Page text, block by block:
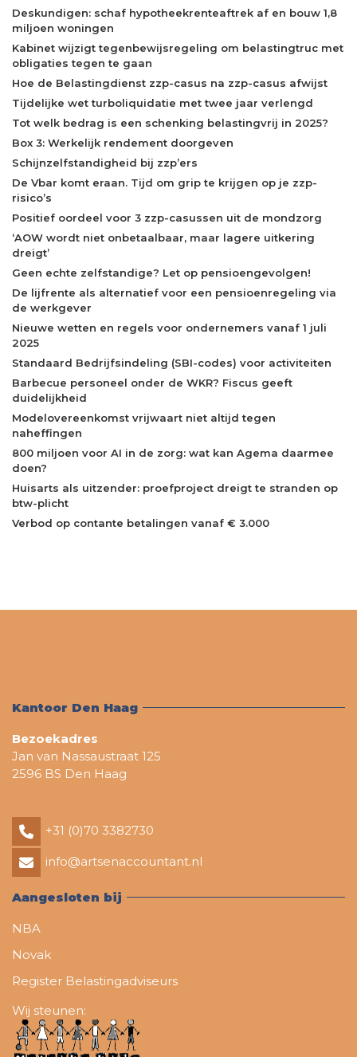
Deskundigen: schaf hypotheekrenteaftrek af en bouw 1,8
miljoen woningen
Kabinet wijzigt tegenbewijsregeling om belastingtruc met
obligaties tegen te gaan
Hoe de Belastingdienst zzp-casus na zzp-casus afwijst
Tijdelijke wet turboliquidatie met twee jaar verlengd
Tot welk bedrag is een schenking belastingvrij in 2025?
Box 3: Werkelijk rendement doorgeven
Schijnzelfstandigheid bij zzp’ers
De Vbar komt eraan. Tijd om grip te krijgen op je zzp-
risico’s
Positief oordeel voor 3 zzp-casussen uit de mondzorg
‘AOW wordt niet onbetaalbaar, maar lagere uitkering
dreigt’
Geen echte zelfstandige? Let op pensioengevolgen!
De lijfrente als alternatief voor een pensioenregeling via
de werkgever
Nieuwe wetten en regels voor ondernemers vanaf 1 juli
2025
Standaard Bedrijfsindeling (SBI-codes) voor activiteiten
Barbecue personeel onder de WKR? Fiscus geeft
duidelijkheid
Modelovereenkomst vrijwaart niet altijd tegen
naheffingen
800 miljoen voor AI in de zorg: wat kan Agema daarmee
doen?
Huisarts als uitzender: proefproject dreigt te stranden op
btw-plicht
Verbod op contante betalingen vanaf € 3.000
Kantoor Den Haag
Bezoekadres
Jan van Nassaustraat 125
2596 BS Den Haag
+31 (0)70 3382730
info@artsenaccountant.nl
Aangesloten bij
NBA
Novak
Register Belastingadviseurs
Wij steunen: